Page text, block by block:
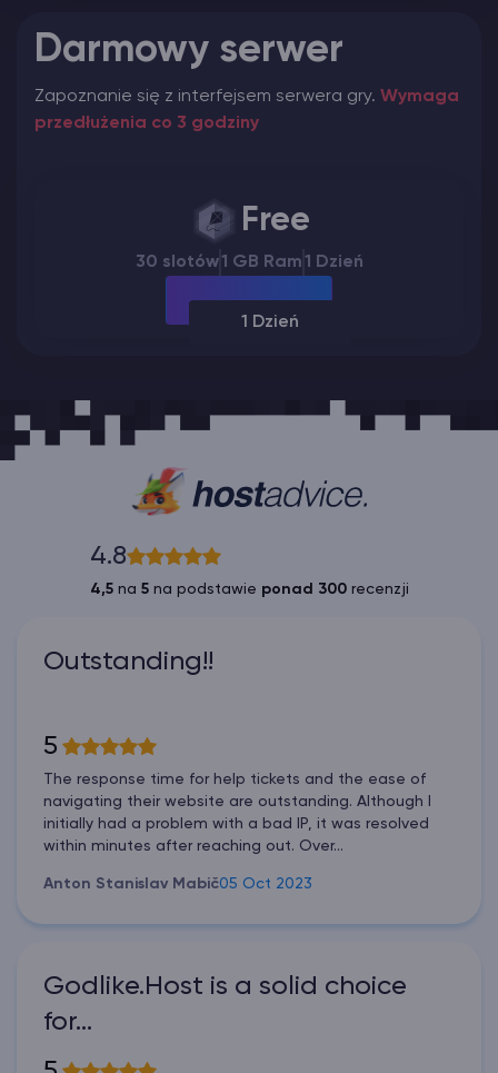
Darmowy serwer
Zapoznanie się z interfejsem serwera gry. Wymaga
przedłużenia co 3 godziny
Free
30 slotów1 GB Ram1 Dzień
1 Dzień
4.8
4,5na 5na podstawie ponad 300recenzji
Outstanding!!
5
The response time for help tickets and the ease of
navigating their website are outstanding. Although I
initially had a problem with a bad IP, it was resolved
within minutes after reaching out. Over...
Anton Stanislav Mabič05 Oct 2023
Godlike.Host is a solid choice
for…